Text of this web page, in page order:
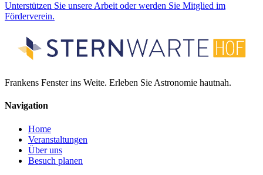
Unterstützen Sie unsere Arbeit oder werden Sie Mitglied im
Förderverein.
Frankens Fenster ins Weite. Erleben Sie Astronomie hautnah.
Navigation
Home
Veranstaltungen
Über uns
Besuch planen